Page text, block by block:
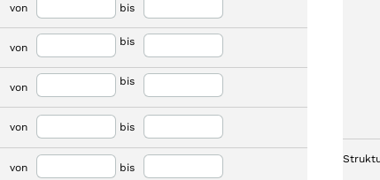
von bis
von bis
von bis
von bis
von bis